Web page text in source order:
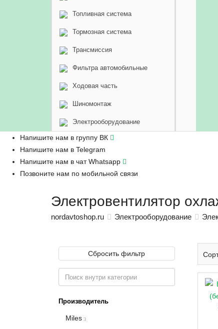
Топливная система
Тормозная система
Трансмиссия
Фильтра автомобильные
Ходовая часть
Шиномонтаж
Электрооборудование
Напишите нам в группу ВК
Напишите нам в Telegram
Напишите нам в чат Whatsapp
Позвоните нам по мобильной связи
Электровентилятор
nordavtoshop.ru Электрооборудование
Сбросить фильтр
Производитель
Miles 3